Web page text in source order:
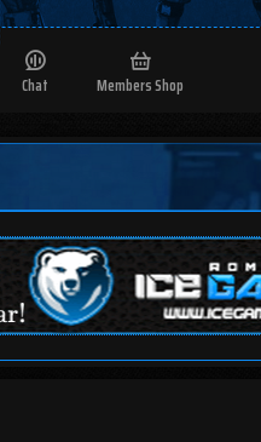
Chat Members Shop